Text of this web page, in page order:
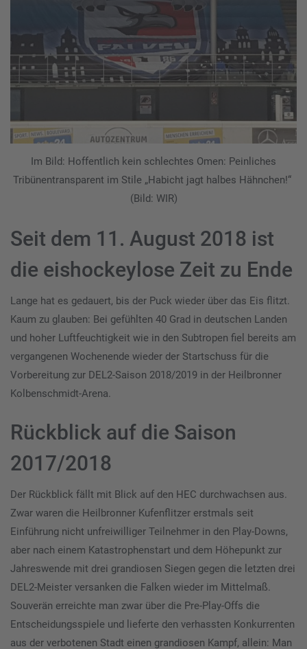
Im Bild: Hoffentlich kein schlechtes Omen: Peinliches
Tribünentransparent im Stile „Habicht jagt halbes Hähnchen!“
(Bild: WIR)
Seit dem 11. August 2018 ist
die eishockeylose Zeit zu Ende
Lange hat es gedauert, bis der Puck wieder über das Eis flitzt.
Kaum zu glauben: Bei gefühlten 40 Grad in deutschen Landen
und hoher Luftfeuchtigkeit wie in den Subtropen fiel bereits am
vergangenen Wochenende wieder der Startschuss für die
Vorbereitung zur DEL2-Saison 2018/2019 in der Heilbronner
Kolbenschmidt-Arena.
Rückblick auf die Saison
2017/2018
Der Rückblick fällt mit Blick auf den HEC durchwachsen aus.
Zwar waren die Heilbronner Kufenflitzer erstmals seit
Einführung nicht unfreiwilliger Teilnehmer in den Play-Downs,
aber nach einem Katastrophenstart und dem Höhepunkt zur
Jahreswende mit drei grandiosen Siegen gegen die letzten drei
DEL2-Meister versanken die Falken wieder im Mittelmaß.
Souverän erreichte man zwar über die Pre-Play-Offs die
Entscheidungsspiele und lieferte den verhassten Konkurrenten
aus der verbotenen Stadt einen grandiosen Kampf, allein: Man